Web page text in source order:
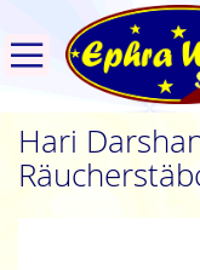
Hari